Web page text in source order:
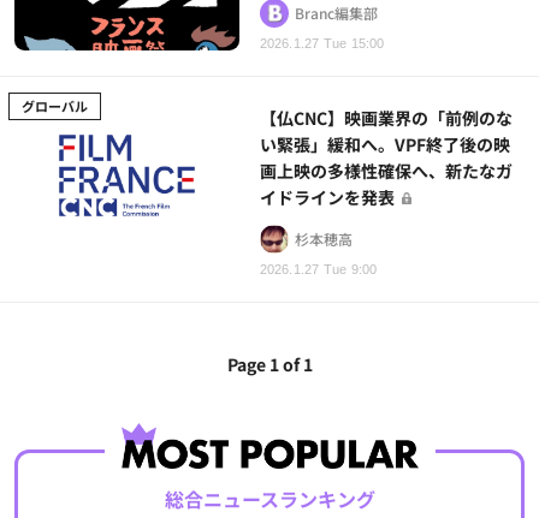
2026.1.27 Tue 15:00
Branc編集部
グローバル
2026.1.27 Tue 9:00
【仏CNC】映画業界の「前例のな
い緊張」緩和へ。VPF終了後の映
画上映の多様性確保へ、新たなガ
イドラインを発表
杉本穂高
Page 1 of 1
総合ニュースランキング